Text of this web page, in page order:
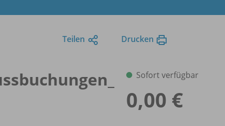
Teilen Drucken
Sofort verfügbar
0,00 €